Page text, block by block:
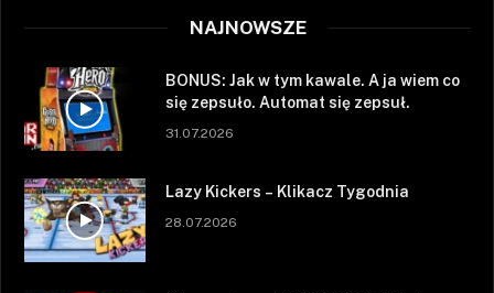
NAJNOWSZE
BONUS: Jak w tym kawale. A ja wiem co
się zepsuło. Automat się zepsuł.
31.07.2026
Lazy Kickers – Klikacz Tygodnia
28.07.2026